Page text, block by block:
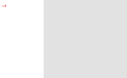
→